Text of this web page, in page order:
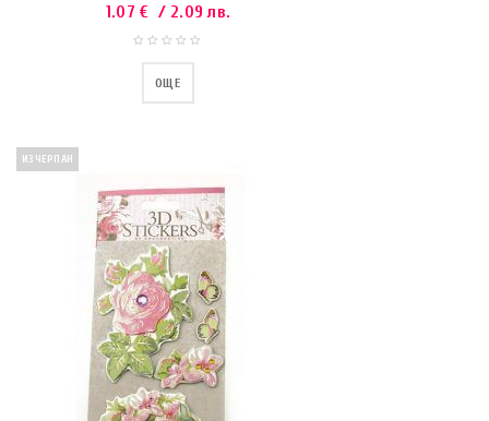
1.07€ / 2.09 лв.
ОЩЕ
ИЗЧЕРПАН